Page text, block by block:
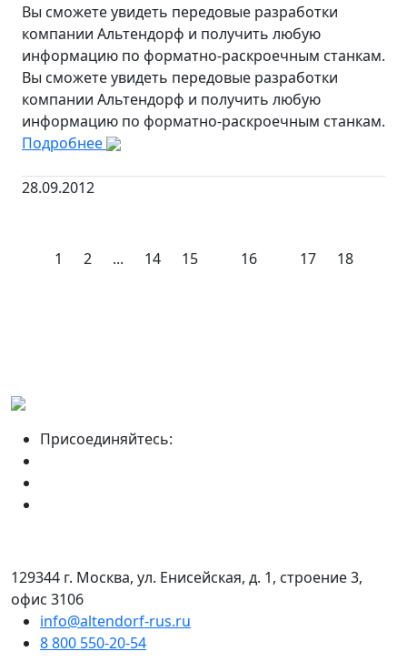
Вы сможете увидеть передовые разработки
компании Альтендорф и получить любую
информацию по форматно-раскроечным станкам.
Вы сможете увидеть передовые разработки
компании Альтендорф и получить любую
информацию по форматно-раскроечным станкам.
Подробнее
28.09.2012
1 2 ... 14 15 16 17 18
Присоединяйтесь:
129344 г. Москва, ул. Енисейская, д. 1, строение 3,
офис 3106
info@altendorf-rus.ru
8 800 550-20-54